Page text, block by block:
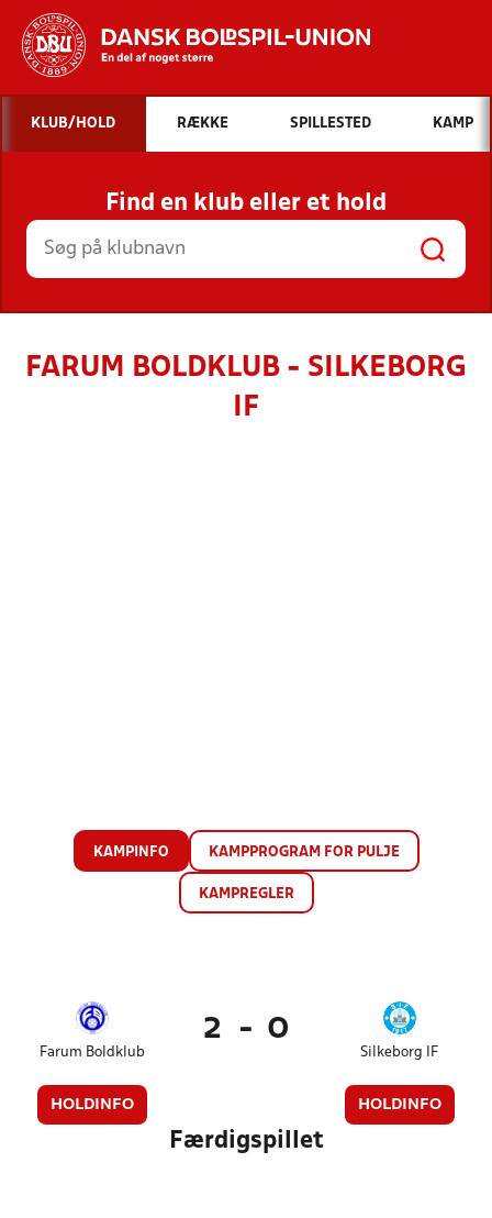
Hvad vil du søge efter?
INDHOLD OG NYHEDER
STILLINGER, RESULTATER, KLUBBER OG
HOLD
KLUB/HOLD RÆKKE SPILLESTED KAMP
Find en klub eller et hold
FARUM BOLDKLUB - SILKEBORG
IF
KAMPINFO KAMPPROGRAM FOR PULJE
KAMPREGLER
Farum Boldklub
HOLDINFO
2 - 0
Silkeborg IF
HOLDINFO
Færdigspillet